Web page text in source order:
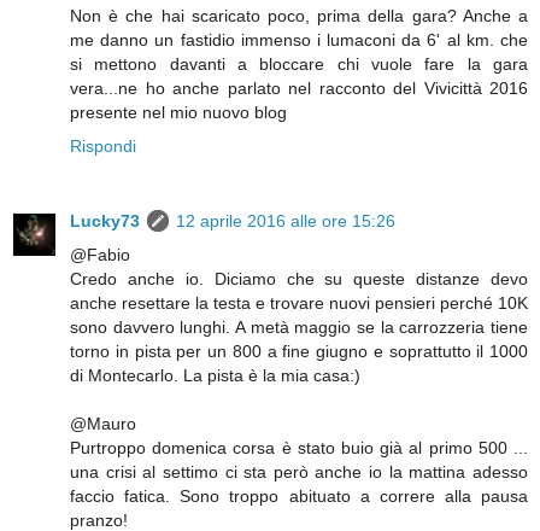
Non è che hai scaricato poco, prima della gara? Anche a
me danno un fastidio immenso i lumaconi da 6' al km. che
si mettono davanti a bloccare chi vuole fare la gara
vera...ne ho anche parlato nel racconto del Vivicittà 2016
presente nel mio nuovo blog
Rispondi
Lucky73
12 aprile 2016 alle ore 15:26
@Fabio
Credo anche io. Diciamo che su queste distanze devo
anche resettare la testa e trovare nuovi pensieri perché 10K
sono davvero lunghi. A metà maggio se la carrozzeria tiene
torno in pista per un 800 a fine giugno e soprattutto il 1000
di Montecarlo. La pista è la mia casa:)
@Mauro
Purtroppo domenica corsa è stato buio già al primo 500 ...
una crisi al settimo ci sta però anche io la mattina adesso
faccio fatica. Sono troppo abituato a correre alla pausa
pranzo!